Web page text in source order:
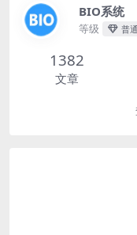
BIO系统
等级 普
1382
文章